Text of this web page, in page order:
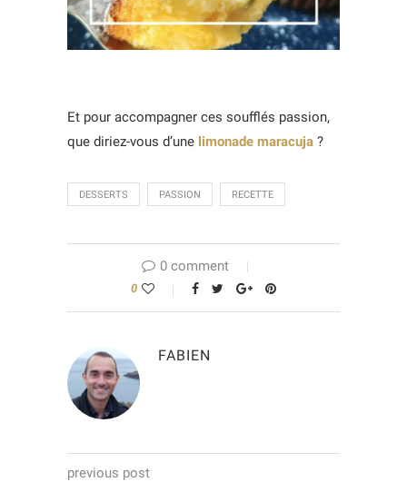
Et pour accompagner ces soufflés passion,
que diriez-vous d’une limonade maracuja ?
DESSERTS PASSION RECETTE
0 comment
0
FABIEN
previous post